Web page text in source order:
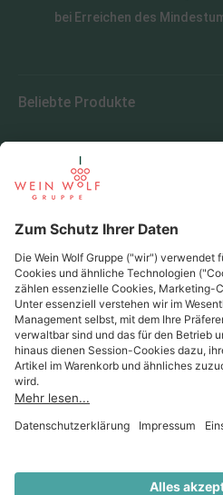
bei Erreichen des
Beliebte Produkte
Beliebte Regionen
Beliebte Produzenten
Wein Wolf
Wein Wolf